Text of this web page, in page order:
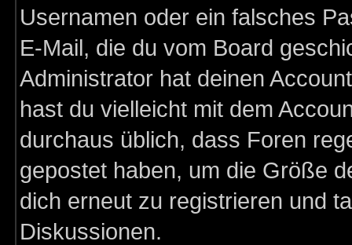
Usernamen oder ein falsches
E-Mail, die du vom Board
Administrator hat deinen
hast du vielleicht mit dem
durchaus üblich, dass Foren
gepostet haben, um die Größe
dich erneut zu registrieren und
Diskussionen.